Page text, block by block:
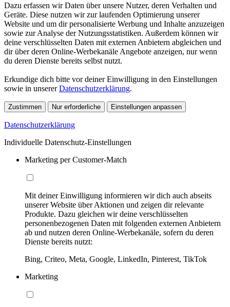
Dazu erfassen wir Daten über unsere Nutzer, deren Verhalten und
Geräte. Diese nutzen wir zur laufenden Optimierung unserer
Website und um dir personalisierte Werbung und Inhalte anzuzeigen
sowie zur Analyse der Nutzungsstatistiken. Außerdem können wir
deine verschlüsselten Daten mit externen Anbietern abgleichen und
dir über deren Online-Werbekanäle Angebote anzeigen, nur wenn
du deren Dienste bereits selbst nutzt.
Erkundige dich bitte vor deiner Einwilligung in den Einstellungen
sowie in unsererDatenschutzerklärung.
Zustimmen Nur erforderliche Einstellungen anpassen
Datenschutzerklärung
Individuelle Datenschutz-Einstellungen
Marketing per Customer-Match
Mit deiner Einwilligung informieren wir dich auch abseits
unserer Website über Aktionen und zeigen dir relevante
Produkte. Dazu gleichen wir deine verschlüsselten
personenbezogenen Daten mit folgenden externen Anbietern
ab und nutzen deren Online-Werbekanäle, sofern du deren
Dienste bereits nutzt:
Bing, Criteo, Meta, Google, LinkedIn, Pinterest, TikTok
Marketing